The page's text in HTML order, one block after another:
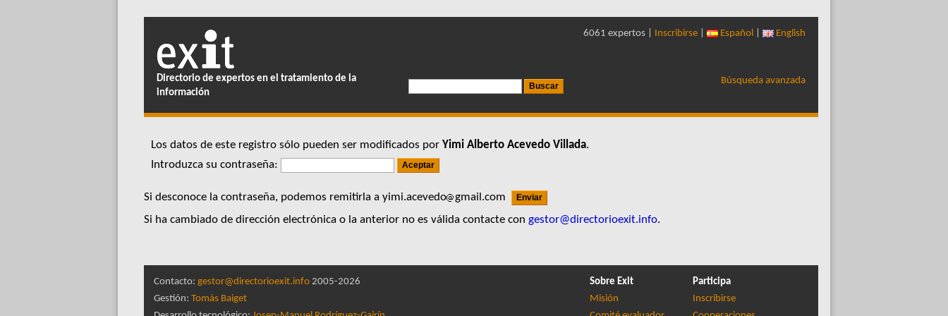
Directorio de expertos en el tratamiento de la
información
6061 expertos | Inscribirse Español English
Búsqueda avanzada
Los datos de este registro sólo pueden ser modificados por Yimi Alberto Acevedo Villada.
Introduzca su contraseña:
Si desconoce la contraseña, podemos remitirla a yimi.acevedo
gmail.com
Si ha cambiado de dirección electrónica o la anterior no es válida contacte con gestor@directorioexit.info.
Contacto: gestor@directorioexit.info 2005-2026
Gestión: Tomàs Baiget
Sobre Exit
Misión
Participa
Inscribirse